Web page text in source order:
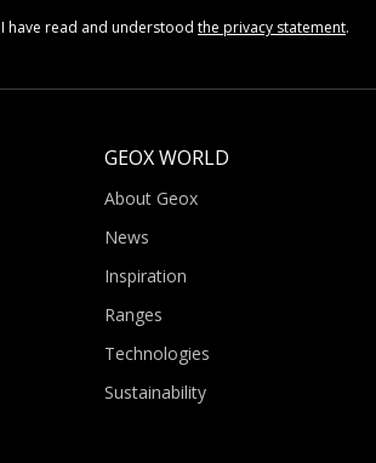
I have read and understood the privacy statement.
GEOX WORLD
About Geox
News
Inspiration
Ranges
Technologies
Sustainability